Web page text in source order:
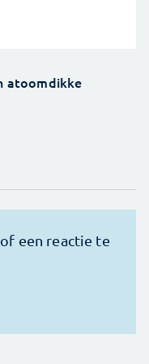
atoomdikke